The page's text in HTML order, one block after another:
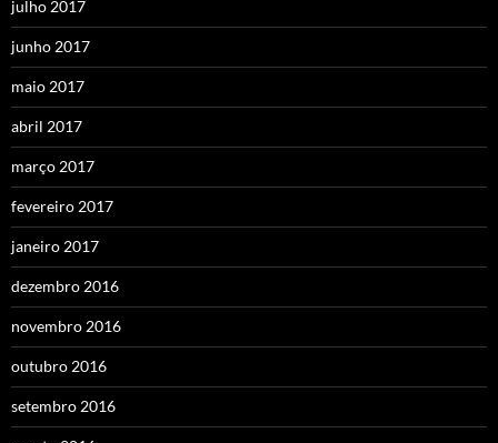
julho 2017
junho 2017
maio 2017
abril 2017
março 2017
fevereiro 2017
janeiro 2017
dezembro 2016
novembro 2016
outubro 2016
setembro 2016